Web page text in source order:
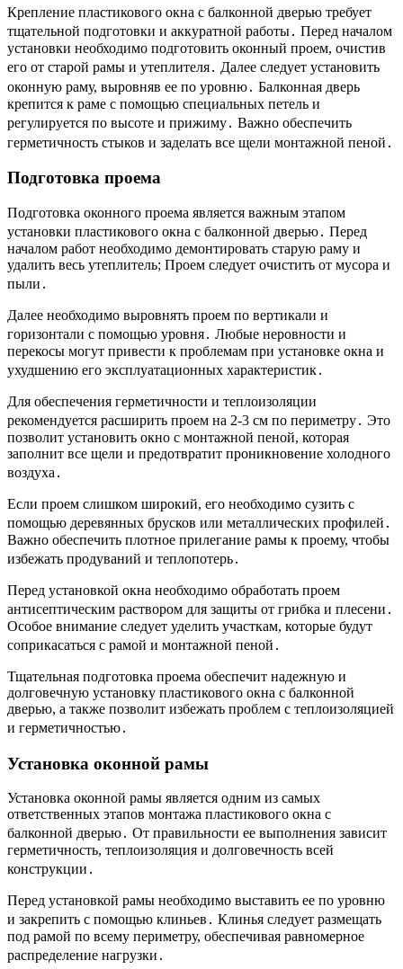
Крепление пластикового окна с балконной дверью требует
тщательной подготовки и аккуратной работы․ Перед началом
установки необходимо подготовить оконный проем, очистив
его от старой рамы и утеплителя․ Далее следует установить
оконную раму, выровняв ее по уровню․ Балконная дверь
крепится к раме с помощью специальных петель и
регулируется по высоте и прижиму․ Важно обеспечить
герметичность стыков и заделать все щели монтажной пеной․
Подготовка проема
Подготовка оконного проема является важным этапом
установки пластикового окна с балконной дверью․ Перед
началом работ необходимо демонтировать старую раму и
удалить весь утеплитель; Проем следует очистить от мусора и
пыли․
Далее необходимо выровнять проем по вертикали и
горизонтали с помощью уровня․ Любые неровности и
перекосы могут привести к проблемам при установке окна и
ухудшению его эксплуатационных характеристик․
Для обеспечения герметичности и теплоизоляции
рекомендуется расширить проем на 2-3 см по периметру․ Это
позволит установить окно с монтажной пеной, которая
заполнит все щели и предотвратит проникновение холодного
воздуха․
Если проем слишком широкий, его необходимо сузить с
помощью деревянных брусков или металлических профилей․
Важно обеспечить плотное прилегание рамы к проему, чтобы
избежать продуваний и теплопотерь․
Перед установкой окна необходимо обработать проем
антисептическим раствором для защиты от грибка и плесени․
Особое внимание следует уделить участкам, которые будут
соприкасаться с рамой и монтажной пеной․
Тщательная подготовка проема обеспечит надежную и
долговечную установку пластикового окна с балконной
дверью, а также позволит избежать проблем с теплоизоляцией
и герметичностью․
Установка оконной рамы
Установка оконной рамы является одним из самых
ответственных этапов монтажа пластикового окна с
балконной дверью․ От правильности ее выполнения зависит
герметичность, теплоизоляция и долговечность всей
конструкции․
Перед установкой рамы необходимо выставить ее по уровню
и закрепить с помощью клиньев․ Клинья следует размещать
под рамой по всему периметру, обеспечивая равномерное
распределение нагрузки․